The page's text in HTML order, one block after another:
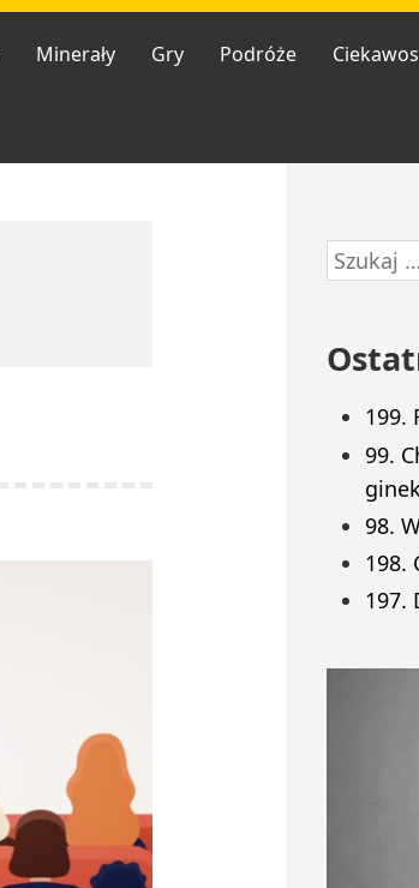
Minerały Gry Podróże
Przejdź
do
Szukaj:
199.
99.
98.
198.
197.